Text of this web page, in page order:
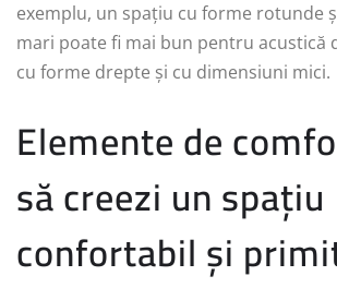
exemplu, un spațiu cu forme rotunde
mari poate fi mai bun pentru acustică
cu forme drepte și cu dimensiuni mici.
Elemente de
să creezi un spațiu
confortabil și